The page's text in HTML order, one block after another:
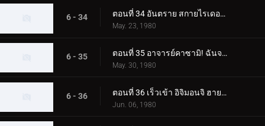
6 - 34 ตอนที่ 34 อันตราย สกายไรเดอร์! เขามาแล้ว! คาซามิ ชิโระ!!
May. 23, 1980
6 - 35 ตอนที่ 35 อาจารย์คาซามิ! ฉันจะจับแก๊งปลาหมึกยักษ์!!
May. 30, 1980
6 - 36 ตอนที่ 36 เร็วเข้า อิจิมอนจิ ฮายาโตะ! ช่วยคนติดต้นไม้!!
Jun. 06, 1980